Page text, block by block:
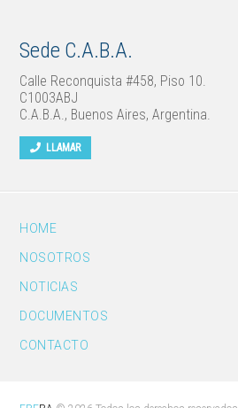
Sede C.A.B.A.
Calle Reconquista #458, Piso 10.
C1003ABJ
C.A.B.A., Buenos Aires, Argentina.
LLAMAR
HOME
NOSOTROS
NOTICIAS
DOCUMENTOS
CONTACTO